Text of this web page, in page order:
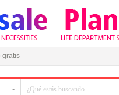
gratis